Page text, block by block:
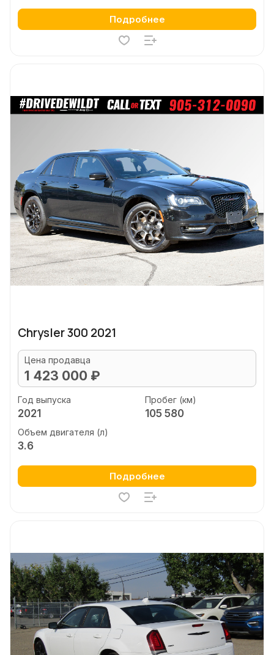
Подробнее
Chrysler 300 2021
Цена продавца
1 423 000 ₽
Год выпуска
2021
Пробег (км)
105 580
Объем двигателя (л)
3.6
Подробнее